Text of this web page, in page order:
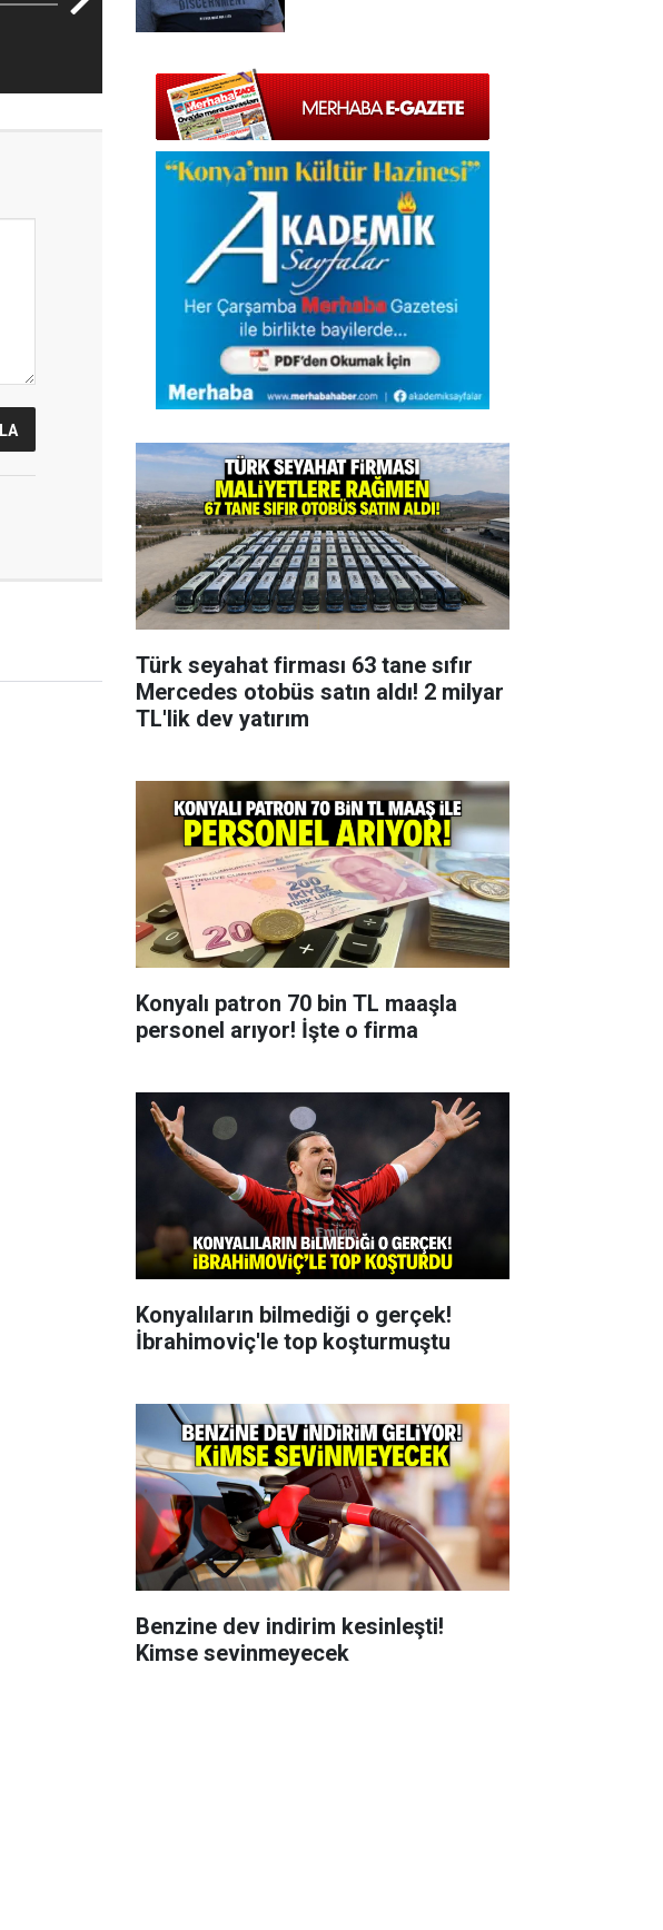
Türk seyahat firması 63 tane sıfır
Mercedes otobüs satın aldı! 2 milyar
TL'lik dev yatırım
Konyalı patron 70 bin TL maaşla
personel arıyor! İşte o firma
Konyalıların bilmediği o gerçek!
İbrahimoviç'le top koşturmuştu
Benzine dev indirim kesinleşti!
Kimse sevinmeyecek